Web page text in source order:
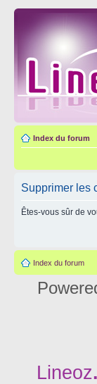
Index du forum
Supprimer les
Êtes-vous sûr de
Index du forum
Lineoz